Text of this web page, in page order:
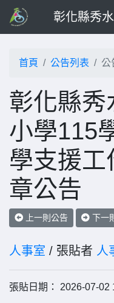
彰化縣秀
首頁 公告列表 公
彰化縣秀
小學115
學支援工
章公告
上一則公告 下一
人事室 / 張貼者 人
張貼日期： 2026-07-